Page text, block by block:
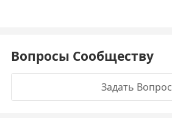
Вопросы Сообществу
Задать Вопрос